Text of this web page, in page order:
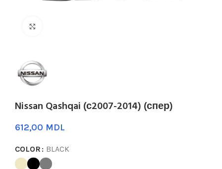
Nissan Qashqai (с2007-2014) (спер)
MDL
COLOR BLACK